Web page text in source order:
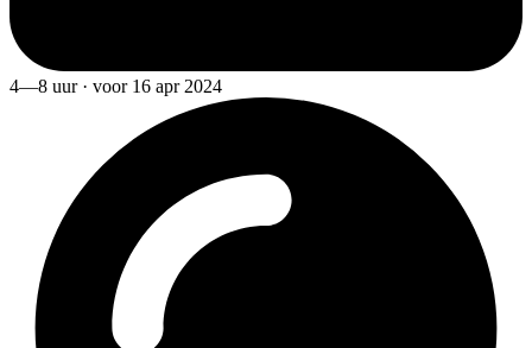
4—8 uur · voor 16 apr 2024